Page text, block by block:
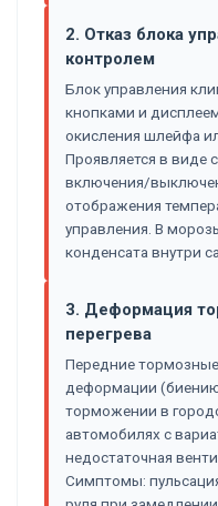
2. Отказ блока
контролем
Блок управления
кнопками и
окисления шлейфа
Проявляется в виде
включения/
отображения
управления. В
конденсата внутри
3. Деформация
перегрева
Передние
деформации
торможении в
автомобилях с
недостаточная
Симптомы: